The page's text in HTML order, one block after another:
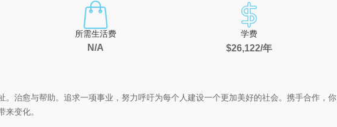
所需生活费
N/A
学费
$26,122/年
。治愈与帮助。追求一项事业，努力呼吁为每个人建设一个更加美好的社会。携手合作，你
变化。